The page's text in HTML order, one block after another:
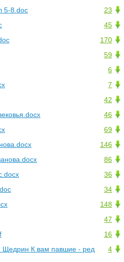
23
5-8.doc
45
170
59
6
7
42
46
69
146
86
36
34
148
47
16
4
Щедрин К вам павшие - ред